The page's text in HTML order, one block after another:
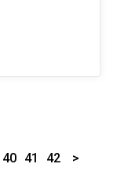
40 41 42 >